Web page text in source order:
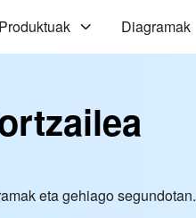
Produktuak Diagramak
eta gehiago segundotan.